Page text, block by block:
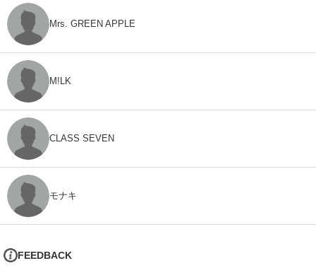
Mrs. GREEN APPLE
M!LK
CLASS SEVEN
モナキ
FEEDBACK